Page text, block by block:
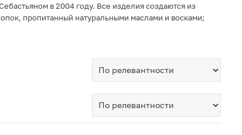
в 2004 году. Все изделия создаются из
пропитанный натуральными маслами и восками;